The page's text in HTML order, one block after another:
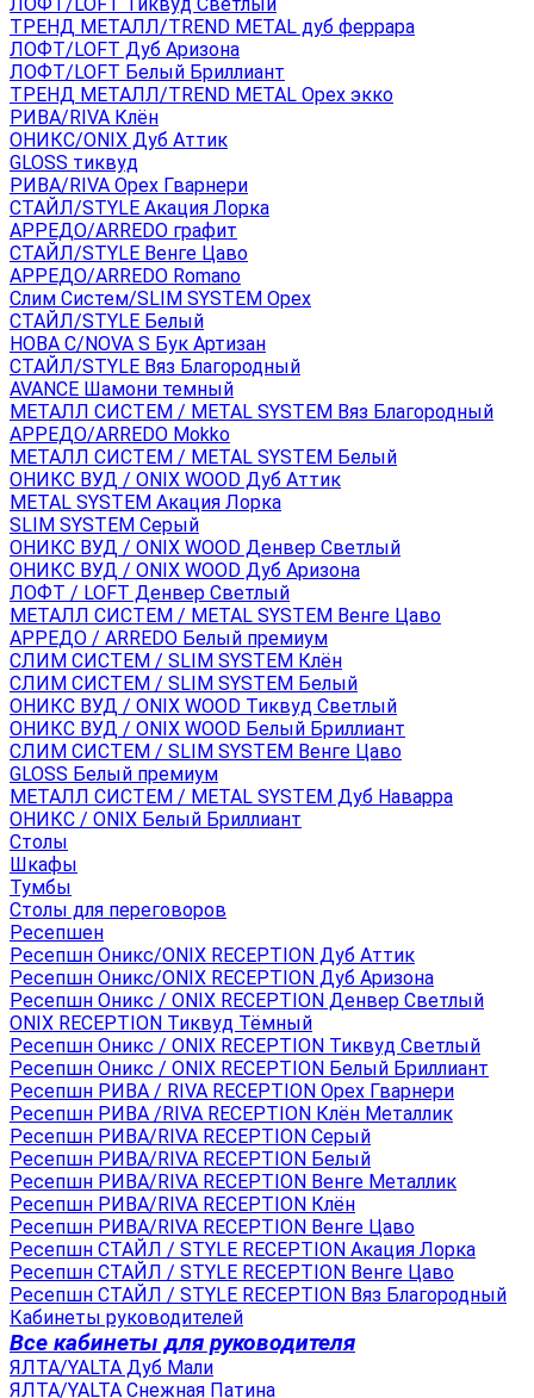
ТРЕНД МЕТАЛЛ/TREND METAL дуб феррара
ЛОФТ/LOFT Дуб Аризона
ЛОФТ/LOFT Белый Бриллиант
ТРЕНД МЕТАЛЛ/TREND METAL Орех экко
РИВА/RIVA Клён
ОНИКС/ONIX Дуб Аттик
GLOSS тиквуд
РИВА/RIVA Орех Гварнери
СТАЙЛ/STYLE Акация Лорка
АРРЕДО/ARREDO графит
СТАЙЛ/STYLE Венге Цаво
АРРЕДО/ARREDO Romano
Слим Систем/SLIM SYSTEM Орех
СТАЙЛ/STYLE Белый
НОВА С/NOVA S Бук Артизан
СТАЙЛ/STYLE Вяз Благородный
AVANCE Шамони темный
МЕТАЛЛ СИСТЕМ / METAL SYSTEM Вяз Благородный
АРРЕДО/ARREDO Mokko
МЕТАЛЛ СИСТЕМ / METAL SYSTEM Белый
ОНИКС ВУД / ONIX WOOD Дуб Аттик
METAL SYSTEM Акация Лорка
SLIM SYSTEM Серый
ОНИКС ВУД / ONIX WOOD Денвер Светлый
ОНИКС ВУД / ONIX WOOD Дуб Аризона
ЛОФТ / LOFT Денвер Светлый
МЕТАЛЛ СИСТЕМ / METAL SYSTEM Венге Цаво
АРРЕДО / ARREDO Белый премиум
СЛИМ СИСТЕМ / SLIM SYSTEM Клён
СЛИМ СИСТЕМ / SLIM SYSTEM Белый
ОНИКС ВУД / ONIX WOOD Тиквуд Светлый
ОНИКС ВУД / ONIX WOOD Белый Бриллиант
СЛИМ СИСТЕМ / SLIM SYSTEM Венге Цаво
GLOSS Белый премиум
МЕТАЛЛ СИСТЕМ / METAL SYSTEM Дуб Наварра
ОНИКС / ONIX Белый Бриллиант
Столы
Шкафы
Тумбы
Столы для переговоров
Ресепшен
Ресепшн Оникс/ONIX RECEPTION Дуб Аттик
Ресепшн Оникс/ONIX RECEPTION Дуб Аризона
Ресепшн Оникс / ONIX RECEPTION Денвер Светлый
ONIX RECEPTION Тиквуд Тёмный
Ресепшн Оникс / ONIX RECEPTION Тиквуд Светлый
Ресепшн Оникс / ONIX RECEPTION Белый Бриллиант
Ресепшн РИВА / RIVA RECEPTION Орех Гварнери
Ресепшн РИВА /RIVA RECEPTION Клён Металлик
Ресепшн РИВА/RIVA RECEPTION Серый
Ресепшн РИВА/RIVA RECEPTION Белый
Ресепшн РИВА/RIVA RECEPTION Венге Металлик
Ресепшн РИВА/RIVA RECEPTION Клён
Ресепшн РИВА/RIVA RECEPTION Венге Цаво
Ресепшн СТАЙЛ / STYLE RECEPTION Акация Лорка
Ресепшн СТАЙЛ / STYLE RECEPTION Венге Цаво
Ресепшн СТАЙЛ / STYLE RECEPTION Вяз Благородный
Кабинеты руководителей
Все кабинеты для руководителя
ЯЛТА/YALTA Дуб Мали
ЯЛТА/YALTA Снежная Патина